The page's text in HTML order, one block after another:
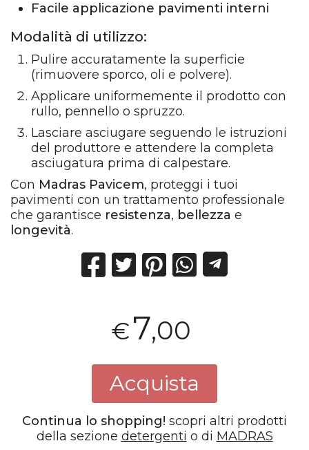
Facile applicazione pavimenti interni
Modalità di utilizzo:
Pulire accuratamente la superficie
(rimuovere sporco, oli e polvere).
Applicare uniformemente il prodotto con
rullo, pennello o spruzzo.
Lasciare asciugare seguendo le istruzioni
del produttore e attendere la completa
asciugatura prima di calpestare.
Con Madras Pavicem, proteggi i tuoi
pavimenti con un trattamento professionale
che garantisce resistenza, bellezza e
longevità.
€7,00
Acquista
Continua lo shopping! scopri altri prodotti
della sezione detergenti o di MADRAS